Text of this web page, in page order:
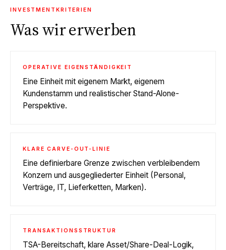
INVESTMENTKRITERIEN
Was wir erwerben
OPERATIVE EIGENSTÄNDIGKEIT
Eine Einheit mit eigenem Markt, eigenem
Kundenstamm und realistischer Stand-Alone-
Perspektive.
KLARE CARVE-OUT-LINIE
Eine definierbare Grenze zwischen verbleibendem
Konzern und ausgegliederter Einheit (Personal,
Verträge, IT, Lieferketten, Marken).
TRANSAKTIONSSTRUKTUR
TSA-Bereitschaft, klare Asset/Share-Deal-Logik,